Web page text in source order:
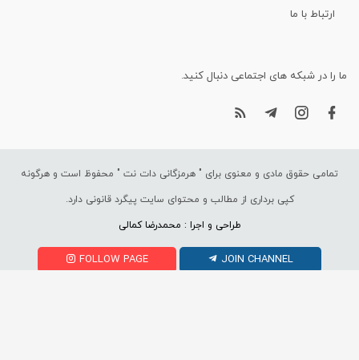
ارتباط با ما
ما را در شبکه های اجتماعی دنبال کنید.
تمامی حقوق مادی و معنوی برای " هرمزگانی دات نت " محفوظ است و هرگونه
کپی برداری از مطالب و محتوای سایت پیگرد قانونی دارد.
طراحی و اجرا : محمدرضا کمالی
FOLLOW PAGE JOIN CHANNEL